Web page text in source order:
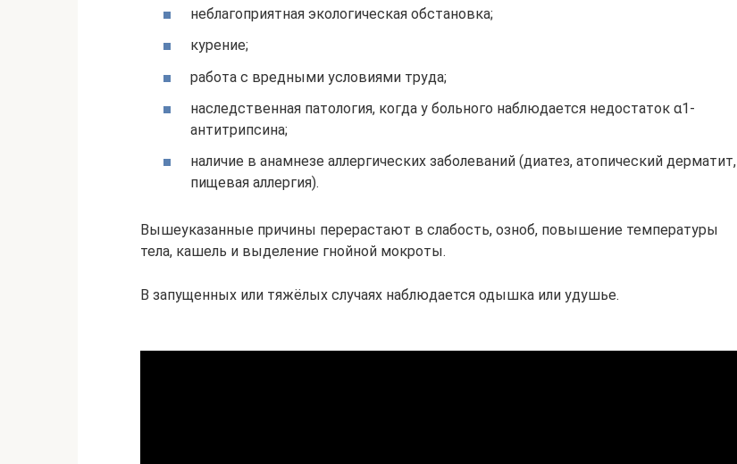
неблагоприятная экологическая обстановка;
курение;
работа с вредными условиями труда;
наследственная патология, когда у больного наблюдается недостаток α1-
антитрипсина;
наличие в анамнезе аллергических заболеваний (диатез, атопический дерматит,
пищевая аллергия).
Вышеуказанные причины перерастают в слабость, озноб, повышение температуры
тела, кашель и выделение гнойной мокроты.
В запущенных или тяжёлых случаях наблюдается одышка или удушье.